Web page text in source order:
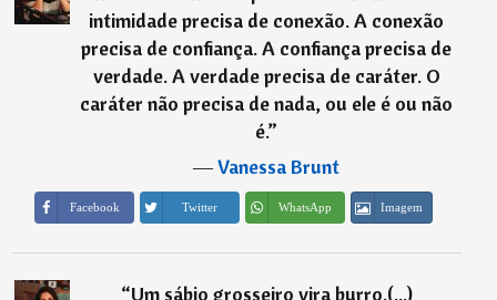
intimidade precisa de conexão. A conexão
precisa de confiança. A confiança precisa de
verdade. A verdade precisa de caráter. O
caráter não precisa de nada, ou ele é ou não
é.”
―Vanessa Brunt
Facebook Twitter WhatsApp Imagem
“Um sábio grosseiro vira burro.(...)